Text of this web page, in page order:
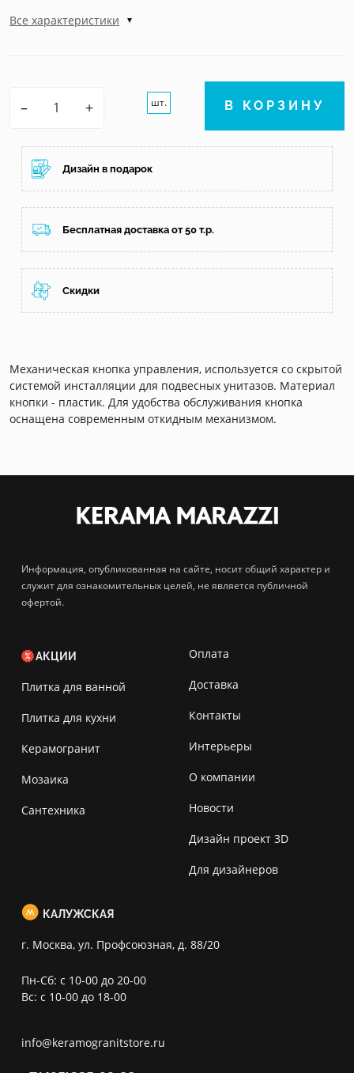
Все характеристики
– + шт. В КОРЗИНУ
Дизайн в подарок
Бесплатная доставка от 50 т.р.
Скидки
Механическая кнопка управления, используется со скрытой
системой инсталляции для подвесных унитазов. Материал
кнопки - пластик. Для удобства обслуживания кнопка
оснащена современным откидным механизмом.
Информация, опубликованная на сайте, носит общий характер и
служит для ознакомительных целей, не является публичной
офертой.
АКЦИИ
Плитка для ванной
Плитка для кухни
Керамогранит
Мозаика
Сантехника
Оплата
Доставка
Контакты
Интерьеры
О компании
Новости
Дизайн проект 3D
Для дизайнеров
КАЛУЖСКАЯ
г. Москва, ул. Профсоюзная, д. 88/20
Пн-Сб: с 10-00 до 20-00
Вс: с 10-00 до 18-00
info@keramogranitstore.ru